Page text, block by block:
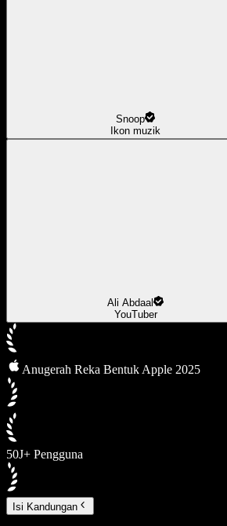
Snoop
Ikon muzik
Ali Abdaal
YouTuber
Anugerah Reka Bentuk Apple 2025
50J+ Pengguna
Isi Kandungan